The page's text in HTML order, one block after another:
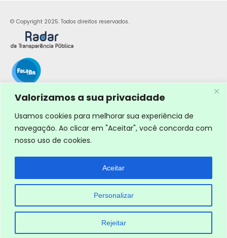
Valorizamos a sua privacidade
Usamos cookies para melhorar sua experiência de
navegação. Ao clicar em "Aceitar", você concorda com
nosso uso de cookies.
Personalizar
Rejeitar
Aceitar
© Copyright 2025. Todos direitos reservados.